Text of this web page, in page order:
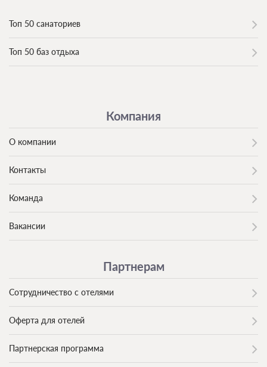
Топ 50 санаториев
Топ 50 баз отдыха
Компания
О компании
Контакты
Команда
Вакансии
Партнерам
Сотрудничество с отелями
Оферта для отелей
Партнерская программа